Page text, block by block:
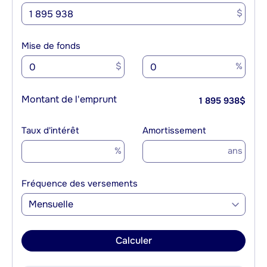
$
Mise de fonds
$ %
Montant de l'emprunt 1 895 938$
Taux d'intérêt
%
Amortissement
ans
Fréquence des versements
Mensuelle
Calculer